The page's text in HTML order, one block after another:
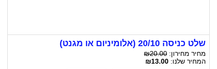
שלט כניסה 20/10 (אלומיניום או מגנט)
מחיר מחירון: ₪20.00
המחיר שלנו: ₪13.00